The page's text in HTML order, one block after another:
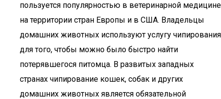
пользуется популярностью в ветеринарной медицине
на территории стран Европы и в США. Владельцы
домашних животных используют услугу чипирования
для того, чтобы можно было быстро найти
потерявшегося питомца. В развитых западных
странах чипирование кошек, собак и других
домашних животных является обязательной